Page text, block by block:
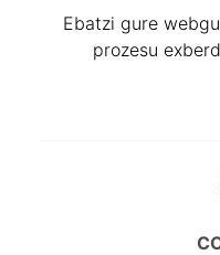
Ebatzi gure
prozesu